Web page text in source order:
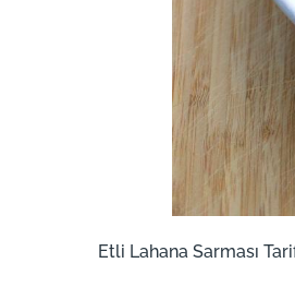
Etli Lahana Sarması